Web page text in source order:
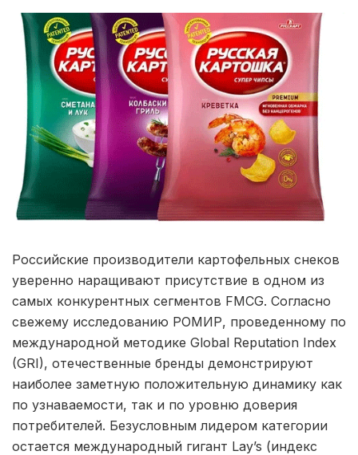
Российские производители картофельных снеков
уверенно наращивают присутствие в одном из
самых конкурентных сегментов FMCG. Согласно
свежему исследованию РОМИР, проведенному по
международной методике Global Reputation Index
(GRI), отечественные бренды демонстрируют
наиболее заметную положительную динамику как
по узнаваемости, так и по уровню доверия
потребителей. Безусловным лидером категории
остается международный гигант Lay’s (индекс